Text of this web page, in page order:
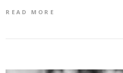
READ MORE